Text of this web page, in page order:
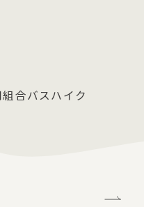
合バスハイク